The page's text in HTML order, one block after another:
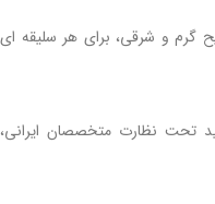
گرم و شرقی، برای هر سلیقه‌ ای
تحت نظارت متخصصان ایرانی،